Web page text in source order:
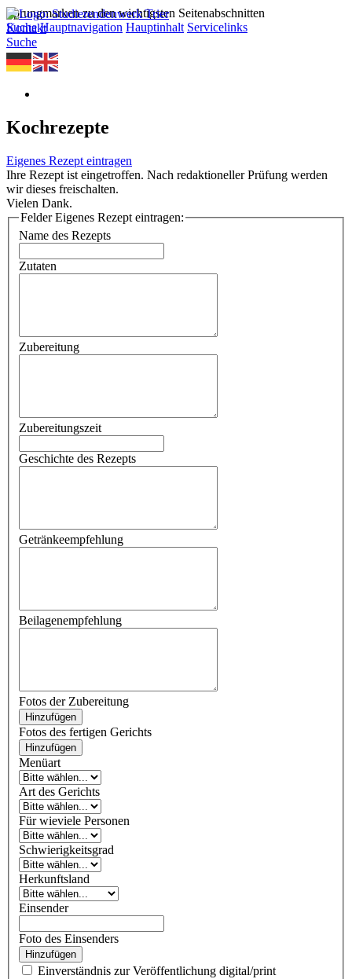
Sprungmarken zu den wichtigsten Seitenabschnitten
Suche Hauptnavigation Hauptinhalt Servicelinks
Kontakt
Suche
Kochrezepte
Eigenes Rezept eintragen
Ihre Rezept ist eingetroffen. Nach redaktioneller Prüfung werden
wir dieses freischalten.
Vielen Dank.
Felder Eigenes Rezept eintragen:
Name des Rezepts
Zutaten
Zubereitung
Zubereitungszeit
Geschichte des Rezepts
Getränkeempfehlung
Beilagenempfehlung
Fotos der Zubereitung
Hinzufügen
Fotos des fertigen Gerichts
Hinzufügen
Menüart
Art des Gerichts
Für wieviele Personen
Schwierigkeitsgrad
Herkunftsland
Einsender
Foto des Einsenders
Hinzufügen
Einverständnis zur Veröffentlichung digital/print